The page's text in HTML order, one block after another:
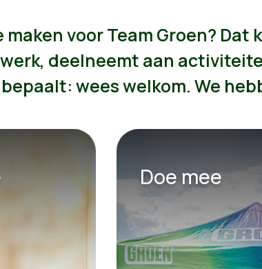
voor Team Groen?
deelneemt aan
wees welkom. We
Doe mee